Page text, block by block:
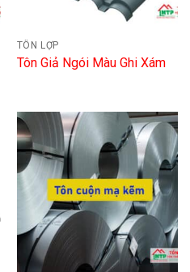
TÔN LỢP
Tôn Giả Ngói Màu Ghi Xám